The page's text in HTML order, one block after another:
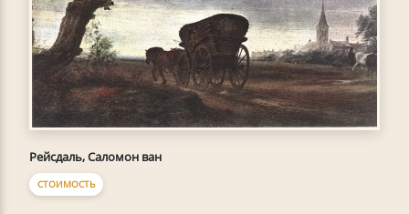
Рейсдаль, Саломон ван
СТОИМОСТЬ